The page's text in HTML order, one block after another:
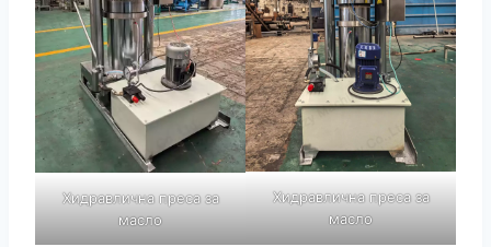
Хидравлична преса за
масло
Хидравлична преса за
масло